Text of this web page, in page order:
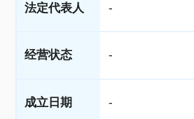
法定代表人 -
经营状态 -
成立日期 -